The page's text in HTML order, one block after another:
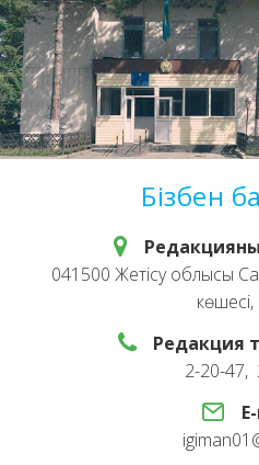
Бізбен
041500 Жетісу облысы
Редакция
2-20-47,